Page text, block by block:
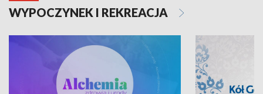
WYPOCZYNEK I REKREACJA